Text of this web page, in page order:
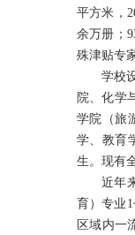
平方米，
余万册；
殊津贴专
学校
院、化学
学院（旅
学、教育
生。现有
近年
育）专业
区域内一